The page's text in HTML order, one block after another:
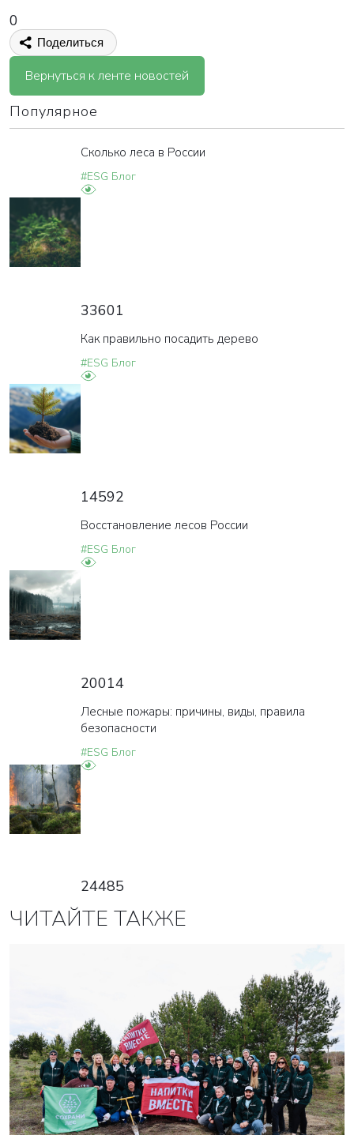
0
Поделиться
Вернуться к ленте новостей
Популярное
Сколько леса в России
#ESG Блог
33601
Как правильно посадить дерево
#ESG Блог
14592
Восстановление лесов России
#ESG Блог
20014
Лесные пожары: причины, виды, правила
безопасности
#ESG Блог
24485
ЧИТАЙТЕ ТАКЖЕ